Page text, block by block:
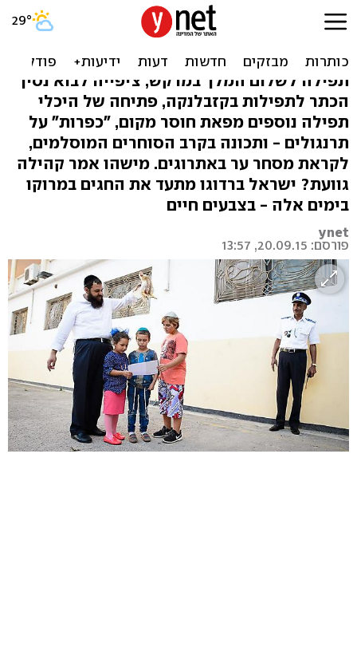
כפרה עליהם: במרוקו
מתכוננים ליום הכיפורים
תפילה לשלום המלך במרקש, ציפייה לבוא נסיך
הכתר לתפילות בקזבלנקה, פתיחה של היכלי
תפילה נוספים מפאת חוסר מקום, "כפרות" על
תרנגולים - ותכונה בקרב הסוחרים המוסלמים,
לקראת מסחר ער באתרוגים. מישהו אמר קהילה
גוועת? ישראל ברדוגו מתעד את החגים במרוקו
בימים אלה - בצבעים חיים
ynet
פורסם: 20.09.15, 13:57